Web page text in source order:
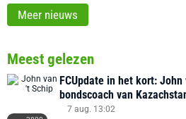
Meer nieuws
Meest gelezen
FCUpdate in het kort:
bondscoach van
7 aug. 13:02